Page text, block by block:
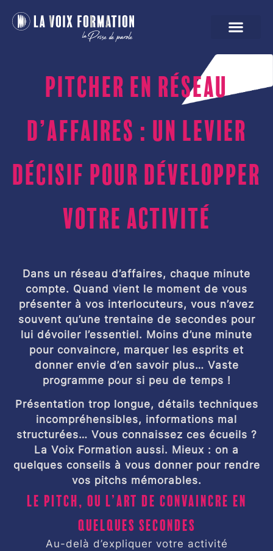
Pitcher en réseau
d’affaires : un levier
décisif pour développer
votre activité
Dans un réseau d’affaires, chaque minute
compte. Quand vient le moment de vous
présenter à vos interlocuteurs, vous n’avez
souvent qu’une trentaine de secondes pour
lui dévoiler l’essentiel. Moins d’une minute
pour convaincre, marquer les esprits et
donner envie d’en savoir plus… Vaste
programme pour si peu de temps !
Présentation trop longue, détails techniques
incompréhensibles, informations mal
structurées… Vous connaissez ces écueils ?
La Voix Formation aussi. Mieux : on a
quelques conseils à vous donner pour rendre
vos pitchs mémorables.
Le pitch, ou l’art de convaincre en
quelques secondes
Au-delà d’expliquer votre activité